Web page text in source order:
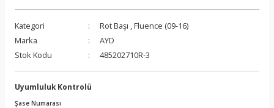
Kategori Rot Başı ,Fluence (09-16)
Marka
AYD
Stok Kodu
485202710R-3
Uyumluluk Kontrolü
Şase Numarası